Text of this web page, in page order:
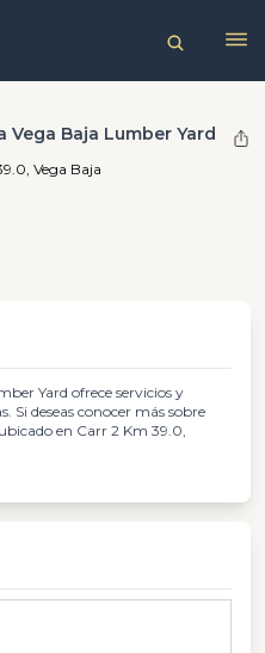
Vega Baja Lumber Yard
Vega Baja
Yard ofrece servicios y
Si deseas conocer más sobre
en Carr 2 Km 39.0,